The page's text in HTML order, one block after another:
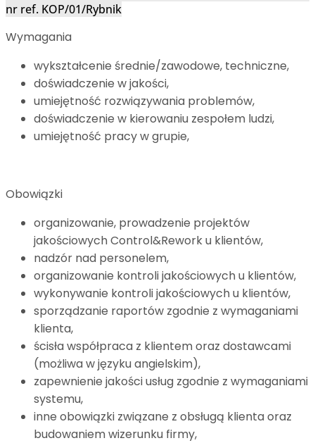
nr ref. KOP/01/Rybnik
Wymagania
wykształcenie średnie/zawodowe, techniczne,
doświadczenie w jakości,
umiejętność rozwiązywania problemów,
doświadczenie w kierowaniu zespołem ludzi,
umiejętność pracy w grupie,
Obowiązki
organizowanie, prowadzenie projektów
jakościowych Control&Rework u klientów,
nadzór nad personelem,
organizowanie kontroli jakościowych u klientów,
wykonywanie kontroli jakościowych u klientów,
sporządzanie raportów zgodnie z wymaganiami
klienta,
ścisła współpraca z klientem oraz dostawcami
(możliwa w języku angielskim),
zapewnienie jakości usług zgodnie z wymaganiami
systemu,
inne obowiązki związane z obsługą klienta oraz
budowaniem wizerunku firmy,